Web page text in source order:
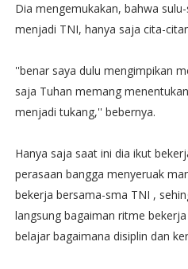
Dia mengemukakan, bahwa
menjadi TNI, hanya saja cita-
''benar saya dulu mengimpikan
saja Tuhan memang
menjadi tukang,'' bebernya.
Hanya saja saat ini dia ikut
perasaan bangga menyeruak
bekerja bersama-sma TNI ,
langsung bagaiman ritme
belajar bagaimana disiplin dan